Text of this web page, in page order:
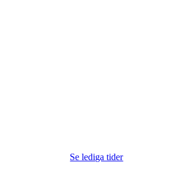
Se lediga tider